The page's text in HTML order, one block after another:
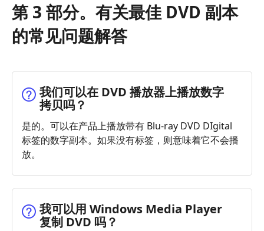
第 3 部分。有关最佳 DVD 副本
的常见问题解答
我们可以在 DVD 播放器上播放数字
拷贝吗？
是的。可以在产品上播放带有 Blu-ray DVD DIgital
标签的数字副本。如果没有标签，则意味着它不会播
放。
我可以用 Windows Media Player
复制 DVD 吗？